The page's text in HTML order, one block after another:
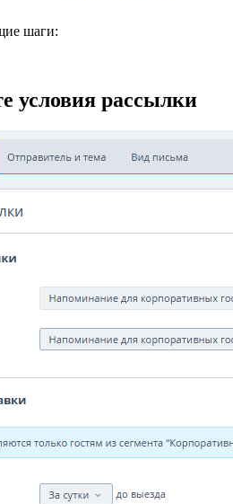
шаги:
условия рассылки